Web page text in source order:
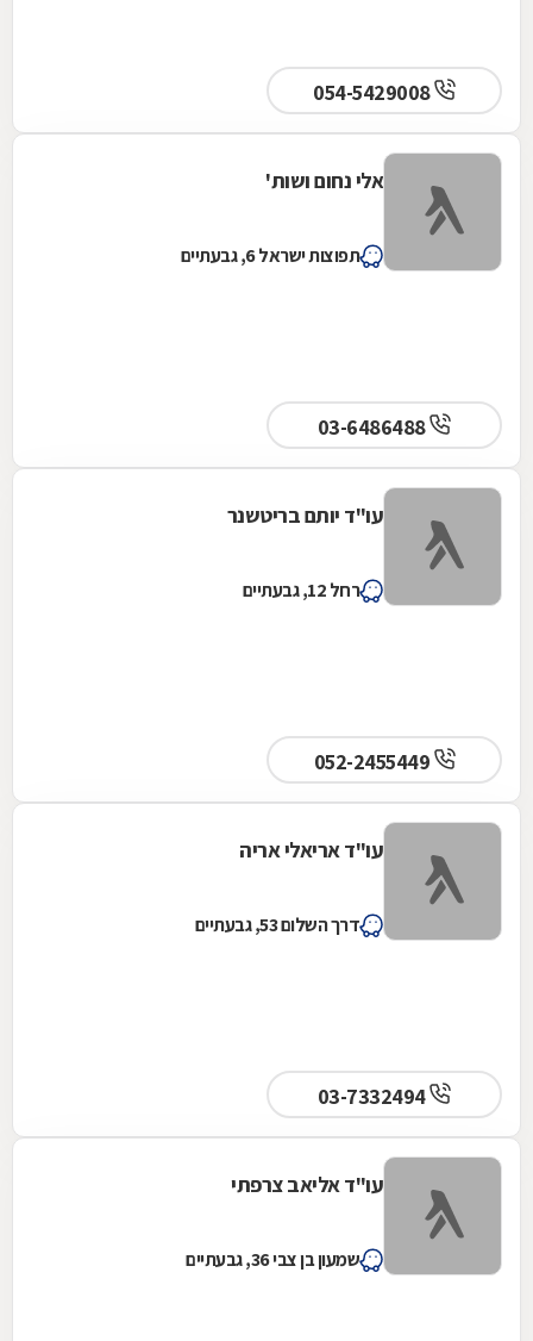
054-5429008
אלי נחום ושות'
תפוצות ישראל 6, גבעתיים
03-6486488
עו"ד יותם בריטשנר
רחל 12, גבעתיים
עו"ד אריאלי אריה
דרך השלום 53, גבעתיים
03-7332494
עו"ד אליאב צרפתי
שמעון בן צבי 36, גבעתיים